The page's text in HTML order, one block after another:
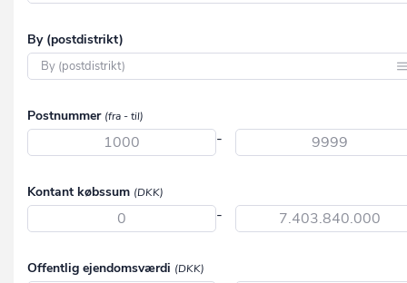
Region Nordjylland
Region Syddanmark
Region Sjælland
Aalborg
Aarhus
Albertslund
Allerød
Assens
By (postdistrikt)
Aabybro
Aakirkeby
Aalborg
Aalborg SV
Aalborg SØ
Postnummer (fra - til)
-
Kontant købssum (DKK)
-
Offentlig ejendomsværdi (DKK)